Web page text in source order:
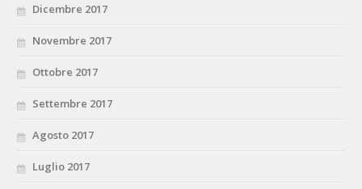
Dicembre 2017
Novembre 2017
Ottobre 2017
Settembre 2017
Agosto 2017
Luglio 2017